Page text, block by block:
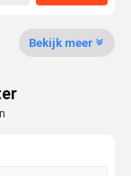
Bekijk meer